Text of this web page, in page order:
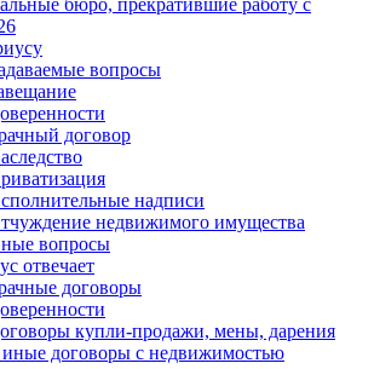
вопросы
договор
надписи
недвижимого имущества
вопросы
отвечает
договоры
купли-продажи, мены, дарения
договоры с недвижимостью